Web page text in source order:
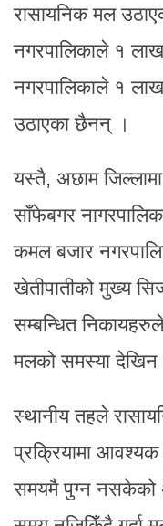
रासायनिक मल
नगरपालिकाले १
नगरपालिकाले १
उठाएका छैनन् ।
यस्तै, अछाम
साँफेबगर
कमल बजार
खेतीपातीको मुख्य
सम्बन्धित
मलको समस्या देखिन
स्थानीय तहले
प्रक्रियामा आवश्यक
समयमै पुग्न नसकेको